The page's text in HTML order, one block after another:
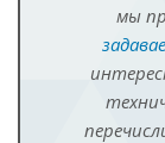
мы